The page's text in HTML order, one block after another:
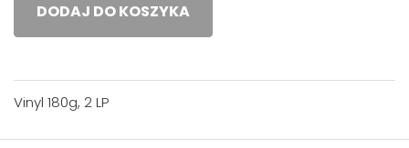
DODAJ DO KOSZYKA
Vinyl 180g, 2 LP